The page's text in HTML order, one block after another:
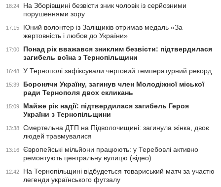
18:24
На Зборівщині безвісти зник чоловік із серйозними
порушеннями зору
17:15
Юний волонтер із Заліщиків отримав медаль «За
жертовність і любов до України»
17:00
Понад рік вважався зниклим безвісти: підтвердилася
загибель воїна з Тернопільщини
16:48 У Тернополі зафіксували черговий температурний рекорд
15:39
Боронячи Україну, загинув член Молодіжної міської
ради Тернополя двох скликань
15:09
Майже рік надії: підтвердилася загибель Героя
України з Тернопільщини
13:38
Смертельна ДТП на Підволочищині: загинула жінка, двоє
людей травмувалися
13:16
Європейські мільйони працюють: у Теребовлі активно
ремонтують центральну вулицю (відео)
12:42
На Тернопільщині відбудеться товариський матч за участю
легенди українського футзалу